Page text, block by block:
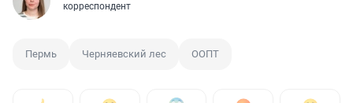
корреспондент
Пермь Черняевский лес ООПТ